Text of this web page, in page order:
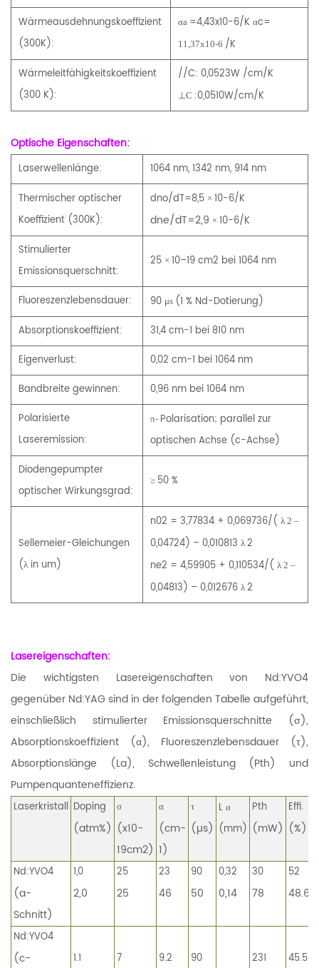
Wärmeausdehnungskoeffizient
(300K):
αa =4,43x10-6/K αc=
11,37x10-6 /K
Wärmeleitfähigkeitskoeffizient
(300 K):
//C: 0,0523W /cm/K
⊥C :0,0510W/cm/K
Optische Eigenschaften:
Laserwellenlänge:
1064 nm, 1342 nm, 914 nm
Thermischer optischer
Koeffizient (300K):
dno/dT=8,5 × 10-6/K
dne/dT=2,9 × 10-6/K
Stimulierter
Emissionsquerschnitt:
25 × 10–19 cm2 bei 1064 nm
Fluoreszenzlebensdauer: 90 μs (1 % Nd-Dotierung)
Absorptionskoeffizient:
31,4 cm-1 bei 810 nm
Eigenverlust:
0,02 cm-1 bei 1064 nm
Bandbreite gewinnen:
0,96 nm bei 1064 nm
Polarisierte
Laseremission:
π- Polarisation; parallel zur
optischen Achse (c-Achse)
Diodengepumpter
optischer Wirkungsgrad:
≥ 50 %
Sellemeier-Gleichungen
(λ in um)
n02 = 3,77834 + 0,069736/( λ 2 –
0,04724) – 0,010813 λ 2
ne2 = 4,59905 + 0,110534/( λ 2 –
0,04813) – 0,012676 λ 2
Lasereigenschaften:
Die wichtigsten Lasereigenschaften von Nd:YVO4
gegenüber Nd:YAG sind in der folgenden Tabelle aufgeführt,
einschließlich stimulierter Emissionsquerschnitte (σ),
Absorptionskoeffizient (α), Fluoreszenzlebensdauer (τ),
Absorptionslänge (La), Schwellenleistung (Pth) und
Pumpenquanteneffizienz.
Laserkristall Doping
(atm%)
σ
(x10-
19cm2)
α
(cm-
1)
τ
(µs)
L α
(mm)
Pth
(mW)
Effi.
(%)
Nd:YVO4
(a-
Schnitt)
1,0
2,0
25
25
23
46
90
50
0,32
0,14
30
78
52
48.6
Nd:YVO4
(c-
1.1 7 9.2 90 231 45.5